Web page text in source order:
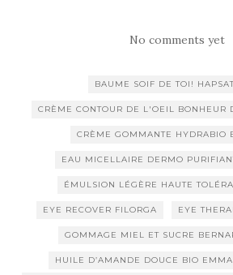
No comments yet
BAUME SOIF DE TOI!
CRÈME CONTOUR DE L'OEIL BONHEUR
CRÈME GOMMANTE HYDRABIO
EAU MICELLAIRE DERMO
ÉMULSION LÉGÈRE HAUTE
EYE RECOVER FILORGA EYE
GOMMAGE MIEL ET SUCRE
HUILE D’AMANDE DOUCE BIO